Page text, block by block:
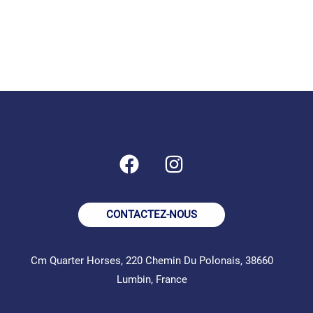
CONTACTEZ-NOUS
Cm Quarter Horses, 220 Chemin Du Polonais, 38660
Lumbin, France